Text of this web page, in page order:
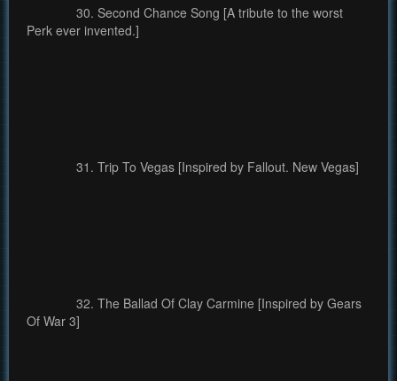
30. Second Chance Song [A tribute to the worst
Perk ever invented.]
31. Trip To Vegas [Inspired by Fallout. New Vegas]
32. The Ballad Of Clay Carmine [Inspired by Gears
Of War 3]